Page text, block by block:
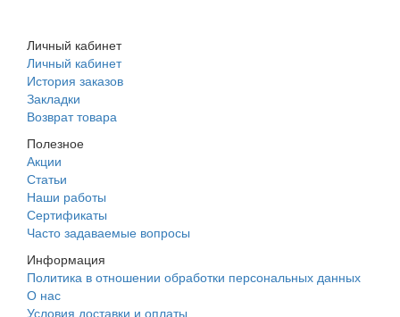
Личный кабинет
Личный кабинет
История заказов
Закладки
Возврат товара
Полезное
Акции
Статьи
Наши работы
Сертификаты
Часто задаваемые вопросы
Информация
Политика в отношении обработки персональных данных
О нас
Условия доставки и оплаты